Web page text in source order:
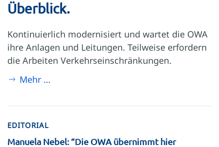
Überblick.
Kontinuierlich modernisiert und wartet die OWA
ihre Anlagen und Leitungen. Teilweise erfordern
die Arbeiten Verkehrseinschränkungen.
Mehr …
EDITORIAL
Manuela Nebel: “Die OWA übernimmt hier